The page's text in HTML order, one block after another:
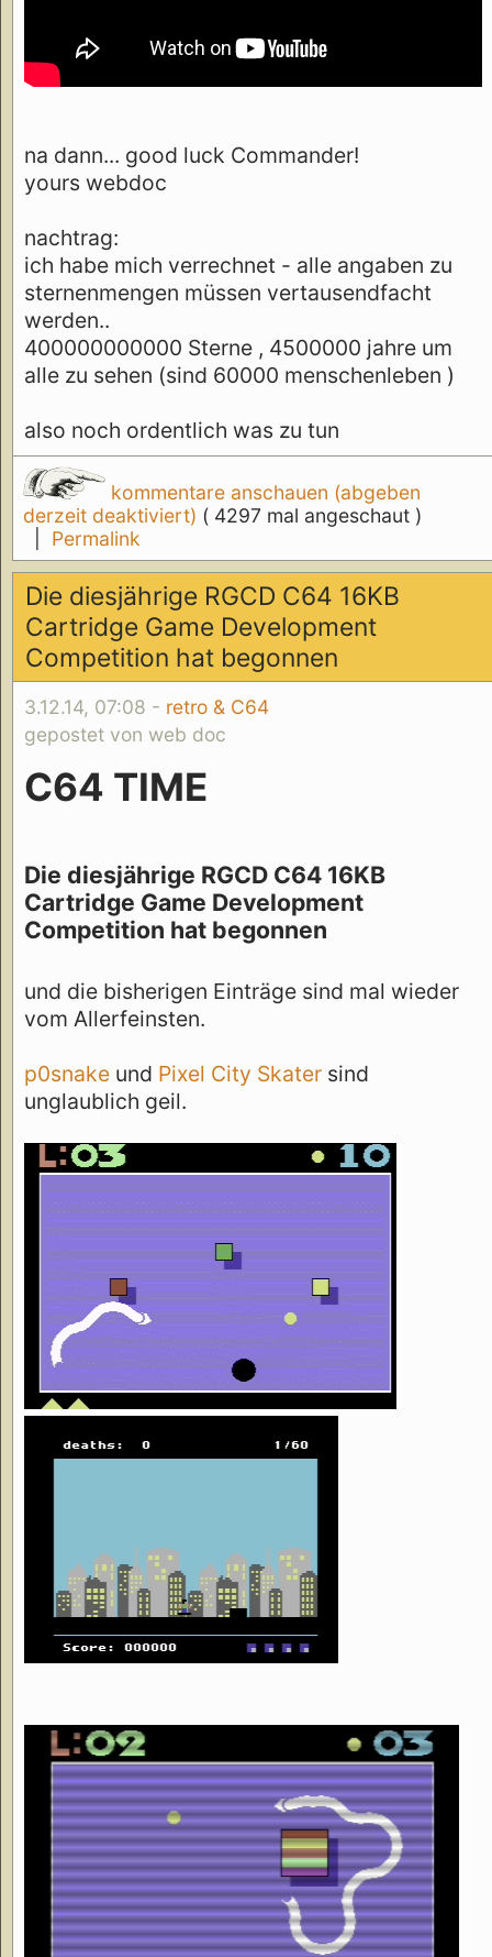
na dann... good luck Commander!
yours webdoc
nachtrag:
ich habe mich verrechnet - alle angaben zu
sternenmengen müssen vertausendfacht
werden..
400000000000 Sterne , 4500000 jahre um
alle zu sehen (sind 60000 menschenleben )
also noch ordentlich was zu tun
kommentare anschauen (abgeben
derzeit deaktiviert) ( 4297 mal angeschaut )
Permalink
Die diesjährige RGCD C64 16KB
Cartridge Game Development
Competition hat begonnen
3.12.14, 07:08 - retro & C64
gepostet von web doc
C64 TIME
Die diesjährige RGCD C64 16KB
Cartridge Game Development
Competition hat begonnen
und die bisherigen Einträge sind mal wieder
vom Allerfeinsten.
p0snake und Pixel City Skater sind
unglaublich geil.